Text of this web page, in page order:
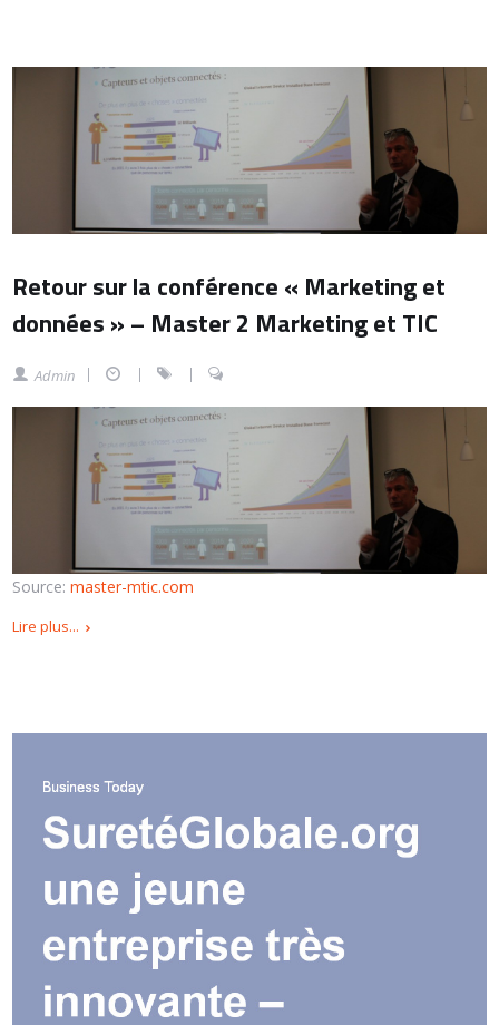
Retour sur la conférence « Marketing et
données » – Master 2 Marketing et TIC
Admin
Source:master-mtic.com
Lire plus...